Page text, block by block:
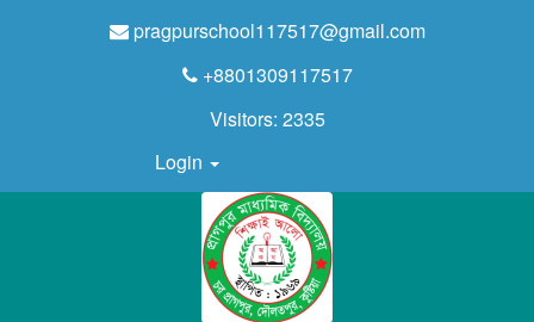
pragpurschool117517@gmail.com
+8801309117517
Visitors: 2335
Login